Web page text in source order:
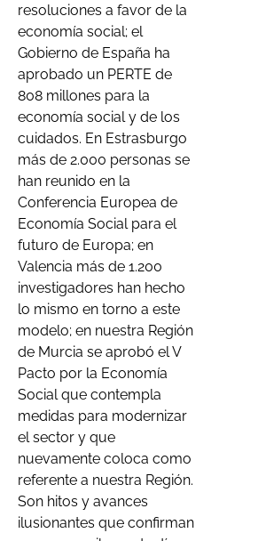
resoluciones a favor de la
economía social; el
Gobierno de España ha
aprobado un PERTE de
808 millones para la
economía social y de los
cuidados. En Estrasburgo
más de 2.000 personas se
han reunido en la
Conferencia Europea de
Economía Social para el
futuro de Europa; en
Valencia más de 1.200
investigadores han hecho
lo mismo en torno a este
modelo; en nuestra Región
de Murcia se aprobó el V
Pacto por la Economía
Social que contempla
medidas para modernizar
el sector y que
nuevamente coloca como
referente a nuestra Región.
Son hitos y avances
ilusionantes que confirman